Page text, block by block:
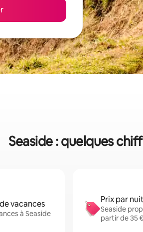
Seaside : quelques
vacances
à Seaside
Prix par
Seaside
partir de 35